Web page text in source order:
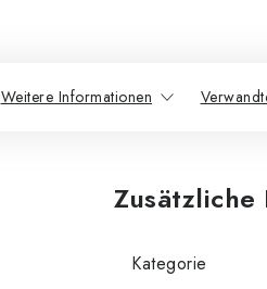
Weitere Informationen
Zusätzliche
Kategorie